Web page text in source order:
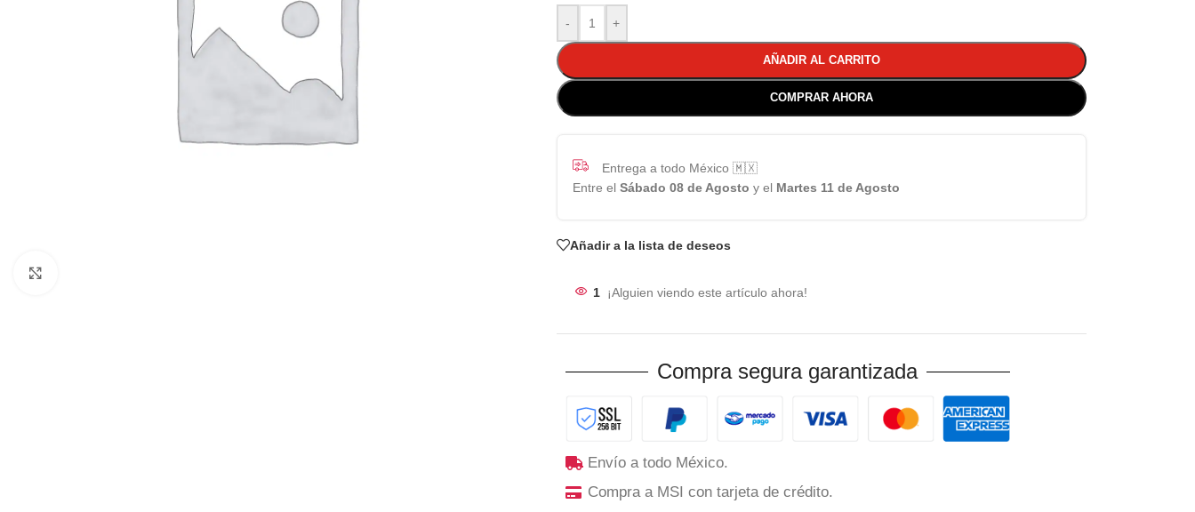
- +
AÑADIR AL CARRITO
COMPRAR AHORA
Entrega a todo México 🇲🇽
Entre el Sábado 08 de Agosto y el Martes 11 de Agosto
Añadir a la lista de deseos
1 ¡Alguien viendo este artículo ahora!
Compra segura garantizada
Envío a todo México.
Compra a MSI con tarjeta de crédito.